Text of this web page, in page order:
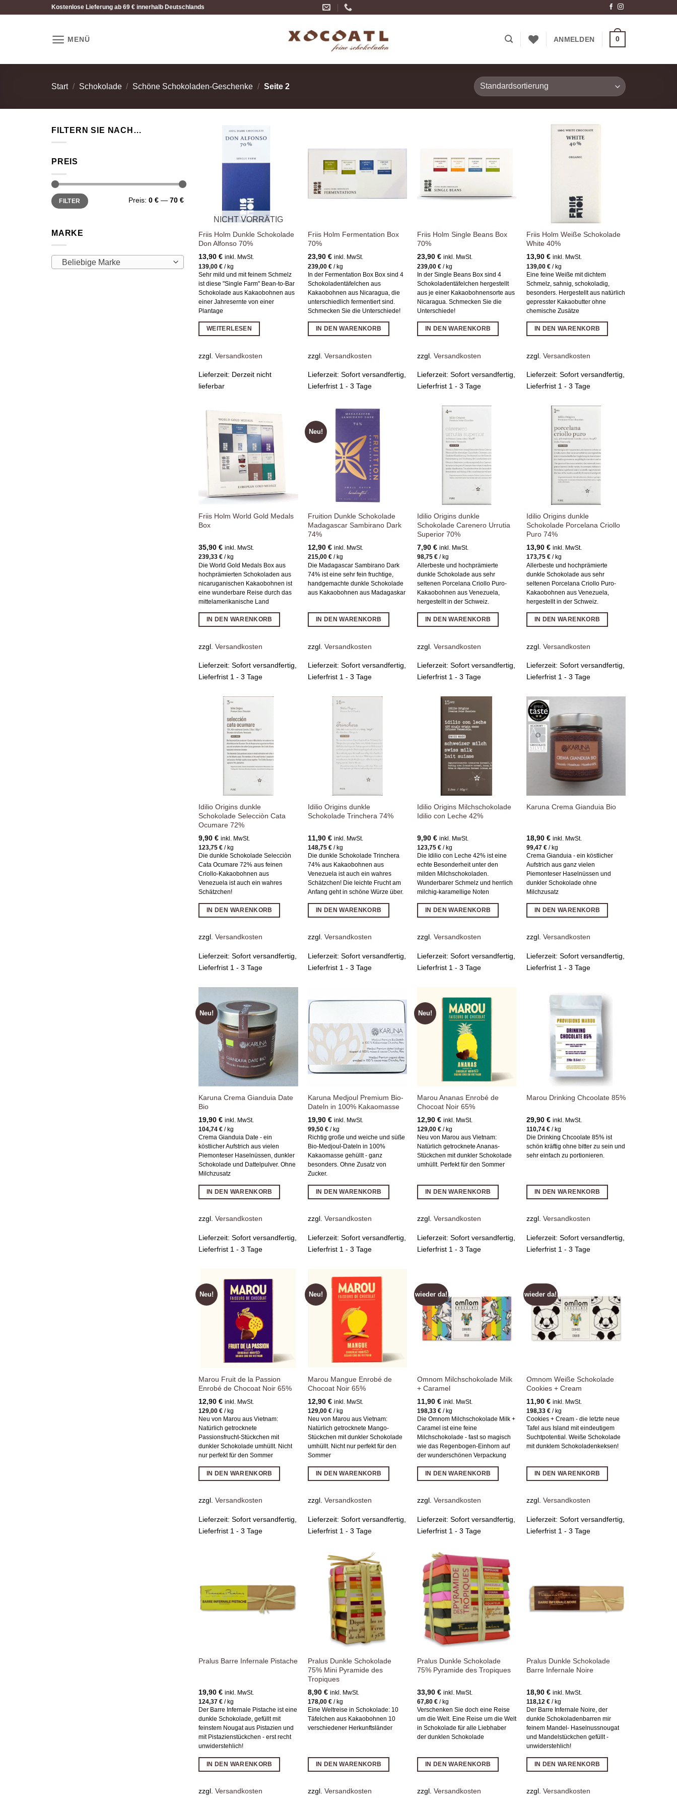
Kostenlose Lieferung ab 69 € innerhalb Deutschlands
MENÜ ANMELDEN 0
Start / Schokolade / Schöne Schokoladen-Geschenke / Seite 2
FILTERN SIE NACH…
PREIS
Min.
Preis
Max.
PreisFILTER Preis: 0 €— 70 €
MARKE
Beliebige Marke
NICHT VORRÄTIG
Friis Holm Dunkle Schokolade
Don Alfonso 70%
13,90€ inkl. MwSt.
139,00€ / kg
Sehr mild und mit feinem Schmelz
ist diese "Single Farm" Bean-to-Bar
Schokolade aus Kakaobohnen aus
einer Jahresernte von einer
Plantage
WEITERLESEN
zzgl.Versandkosten
Lieferzeit: Derzeit nicht
lieferbar
Wunschliste
hinzufügen
Friis Holm Fermentation Box
70%
23,90€ inkl. MwSt.
239,00€ / kg
In der Fermentation Box Box sind 4
Schokoladentäfelchen aus
Kakaobohnen aus Nicaragua, die
unterschiedlich fermentiert sind.
Schmecken Sie die Unterschiede!
IN DEN WARENKORB
zzgl.Versandkosten
Lieferzeit:Sofort versandfertig,
Lieferfrist 1 - 3 Tage
Wunschliste
hinzufügen
Friis Holm Single Beans Box
70%
23,90€ inkl. MwSt.
239,00€ / kg
In der Single Beans Box sind 4
Schokoladentäfelchen hergestellt
aus je einer Kakaobohnensorte aus
Nicaragua. Schmecken Sie die
Unterschiede!
IN DEN WARENKORB
zzgl.Versandkosten
Lieferzeit:Sofort versandfertig,
Lieferfrist 1 - 3 Tage
Friis Holm Weiße Schokolade
White 40%
13,90 € inkl. MwSt.
139,00 €/ kg
Eine feine Weiße mit dichtem
Schmelz, sahnig, schokoladig,
besonders. Hergestellt aus natürlich
gepresster Kakaobutter ohne
chemische Zusätze
IN DEN WARENKORB
zzgl. Versandkosten
Lieferzeit: Sofort versandfertig,
Lieferfrist 1 - 3 Tage
Zur
Wunschliste
hinzufügen
Friis Holm World Gold Medals
Box
35,90€ inkl. MwSt.
239,33€ / kg
Die World Gold Medals Box aus
hochprämierten Schokoladen aus
nicaruganischen Kakaobohnen ist
eine wunderbare Reise durch das
mittelamerikanische Land
IN DEN WARENKORB
zzgl.Versandkosten
Lieferzeit:Sofort versandfertig,
Lieferfrist 1 - 3 Tage
Neu!
Wunschliste
hinzufügen
Fruition Dunkle Schokolade
Madagascar Sambirano Dark
74%
12,90€ inkl. MwSt.
215,00€ / kg
Die Madagascar Sambirano Dark
74% ist eine sehr fein fruchtige,
handgemachte dunkle Schokolade
aus Kakaobohnen aus Madagaskar
IN DEN WARENKORB
zzgl.Versandkosten
Lieferzeit:Sofort versandfertig,
Lieferfrist 1 - 3 Tage
hinzufügen
Idilio Origins dunkle
Schokolade Carenero Urrutia
Superior 70%
7,90€ inkl. MwSt.
98,75€ / kg
Allerbeste und hochprämierte
dunkle Schokolade aus sehr
seltenen Porcelana Criollo Puro-
Kakaobohnen aus Venezuela,
hergestellt in der Schweiz.
IN DEN WARENKORB
zzgl.Versandkosten
Lieferzeit:Sofort versandfertig,
Lieferfrist 1 - 3 Tage
Wunschliste
Idilio Origins dunkle
Schokolade Porcelana Criollo
Puro 74%
13,90 € inkl. MwSt.
173,75 €/ kg
Allerbeste und hochprämierte
dunkle Schokolade aus sehr
seltenen Porcelana Criollo Puro-
Kakaobohnen aus Venezuela,
hergestellt in der Schweiz.
IN DEN WARENKORB
zzgl. Versandkosten
Lieferzeit: Sofort versandfertig,
Lieferfrist 1 - 3 Tage
Wunschliste
Idilio Origins dunkle
Schokolade Selecciòn Cata
Ocumare 72%
9,90€ inkl. MwSt.
123,75€ / kg
Die dunkle Schokolade Selecciòn
Cata Ocumare 72% aus feinen
Criollo-Kakaobohnen aus
Venezuela ist auch ein wahres
Schätzchen!
IN DEN WARENKORB
zzgl.Versandkosten
Lieferzeit:Sofort versandfertig,
Lieferfrist 1 - 3 Tage
Wunschliste
hinzufügen
Idilio Origins dunkle
Schokolade Trinchera 74%
11,90€ inkl. MwSt.
148,75€ / kg
Die dunkle Schokolade Trinchera
74% aus Kakaobohnen aus
Venezuela ist auch ein wahres
Schätzchen! Die leichte Frucht am
Anfang geht in schöne Würze über.
IN DEN WARENKORB
zzgl.Versandkosten
Lieferzeit:Sofort versandfertig,
Lieferfrist 1 - 3 Tage
Idilio Origins Milchschokolade
Idilio con Leche 42%
9,90€ inkl. MwSt.
123,75€ / kg
Die Idilio con Leche 42% ist eine
echte Besonderheit unter den
milden Milchschokoladen.
Wunderbarer Schmelz und herrlich
milchig-karamellige Noten
IN DEN WARENKORB
zzgl.Versandkosten
Lieferzeit:Sofort versandfertig,
Lieferfrist 1 - 3 Tage
Wunschliste
hinzufügen
Karuna Crema Gianduia Bio
18,90 € inkl. MwSt.
99,47 €/ kg
Crema Gianduia - ein köstlicher
Aufstrich aus ganz vielen
Piemonteser Haselnüssen und
dunkler Schokolade ohne
Milchzusatz
IN DEN WARENKORB
zzgl. Versandkosten
Lieferzeit: Sofort versandfertig,
Lieferfrist 1 - 3 Tage
Neu!
Zur
Wunschliste
hinzufügen
Karuna Crema Gianduia Date
Bio
19,90€ inkl. MwSt.
104,74€ / kg
Crema Gianduia Date - ein
köstlicher Aufstrich aus vielen
Piemonteser Haselnüssen, dunkler
Schokolade und Dattelpulver. Ohne
Milchzusatz
IN DEN WARENKORB
zzgl.Versandkosten
Lieferzeit:Sofort versandfertig,
Lieferfrist 1 - 3 Tage
hinzufügen
Karuna Medjoul Premium Bio-
Dateln in 100% Kakaomasse
19,90€ inkl. MwSt.
99,50€ / kg
Richtig große und weiche und süße
Bio-Medjoul-Dateln in 100%
Kakaomasse gehüllt - ganz
besonders. Ohne Zusatz von
Zucker.
IN DEN WARENKORB
zzgl.Versandkosten
Lieferzeit:Sofort versandfertig,
Lieferfrist 1 - 3 Tage
Neu!
Wunschliste
Marou Ananas Enrobé de
Chocoat Noir 65%
12,90€ inkl. MwSt.
129,00€ / kg
Neu von Marou aus Vietnam:
Natürlich getrocknete Ananas-
Stückchen mit dunkler Schokolade
umhüllt. Perfekt für den Sommer
IN DEN WARENKORB
zzgl.Versandkosten
Lieferzeit:Sofort versandfertig,
Lieferfrist 1 - 3 Tage
Wunschliste
hinzufügen
Marou Drinking Chcoolate 85%
29,90 € inkl. MwSt.
110,74 €/ kg
Die Drinking Chcoolate 85% ist
schön kräftig ohne bitter zu sein und
sehr einfach zu portionieren.
IN DEN WARENKORB
zzgl. Versandkosten
Lieferzeit: Sofort versandfertig,
Lieferfrist 1 - 3 Tage
Neu!
Wunschliste
Marou Fruit de la Passion
Enrobé de Chocoat Noir 65%
12,90€ inkl. MwSt.
129,00€ / kg
Neu von Marou aus Vietnam:
Natürlich getrocknete
Passionsfrucht-Stückchen mit
dunkler Schokolade umhüllt. Nicht
nur perfekt für den Sommer
IN DEN WARENKORB
zzgl.Versandkosten
Lieferzeit:Sofort versandfertig,
Lieferfrist 1 - 3 Tage
Neu!
Wunschliste
hinzufügen
Marou Mangue Enrobé de
Chocoat Noir 65%
12,90€ inkl. MwSt.
129,00€ / kg
Neu von Marou aus Vietnam:
Natürlich getrocknete Mango-
Stückchen mit dunkler Schokolade
umhüllt. Nicht nur perfekt für den
Sommer
IN DEN WARENKORB
zzgl.Versandkosten
Lieferzeit:Sofort versandfertig,
Lieferfrist 1 - 3 Tage
wieder da!
Zur
Wunschliste
hinzufügen
Omnom Milchschokolade Milk
+ Caramel
11,90€ inkl. MwSt.
198,33€ / kg
Die Omnom Milchschokolade Milk +
Caramel ist eine feine
Milchschokolade - fast so magisch
wie das Regenbogen-Einhorn auf
der wunderschönen Verpackung
IN DEN WARENKORB
zzgl.Versandkosten
Lieferzeit:Sofort versandfertig,
Lieferfrist 1 - 3 Tage
wieder da!
Zur
Wunschliste
hinzufügen
Omnom Weiße Schokolade
Cookies + Cream
11,90 € inkl. MwSt.
198,33 €/ kg
Cookies + Cream - die letzte neue
Tafel aus Island mit eindeutigem
Suchtpotential. Weiße Schokolade
mit dunklem Schokoladenkeksen!
IN DEN WARENKORB
zzgl. Versandkosten
Lieferzeit: Sofort versandfertig,
Lieferfrist 1 - 3 Tage
Wunschliste
hinzufügen
Pralus Barre Infernale Pistache
19,90€ inkl. MwSt.
124,37€ / kg
Der Barre Infernale Pistache ist eine
dunkle Schokolade, gefüllt mit
feinstem Nougat aus Pistazien und
mit Pistazienstückchen - erst recht
unwiderstehlich!
IN DEN WARENKORB
zzgl.Versandkosten
Zur
Wunschliste
hinzufügen
Pralus Dunkle Schokolade
75% Mini Pyramide des
Tropiques
8,90€ inkl. MwSt.
178,00€ / kg
Eine Weltreise in Schokolade: 10
Täfelchen aus Kakaobohnen 10
verschiedener Herkunftsländer
IN DEN WARENKORB
zzgl.Versandkosten
Zur
Wunschliste
hinzufügen
Pralus Dunkle Schokolade
75% Pyramide des Tropiques
33,90€ inkl. MwSt.
67,80€ / kg
Verschenken Sie doch eine Reise
um die Welt. Eine Reise um die Welt
in Schokolade für alle Liebhaber
der dunklen Schokolade
IN DEN WARENKORB
zzgl.Versandkosten
Wunschliste
hinzufügen
Pralus Dunkle Schokolade
Barre Infernale Noire
18,90 € inkl. MwSt.
118,12 €/ kg
Der Barre Infernale Noire, der
dunkle Schokoladenbarren mir
feinem Mandel- Haselnussnougat
und Mandelstückchen gefüllt -
unwiderstehlich!
IN DEN WARENKORB
zzgl. Versandkosten